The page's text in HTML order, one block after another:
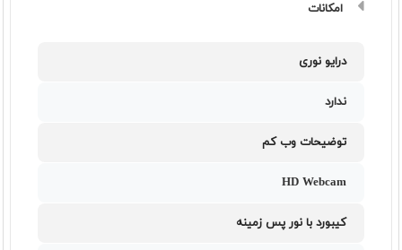
امکانات
درایو نوری
ندارد
توضیحات وب کم
HD Webcam
کیبورد با نور پس زمینه